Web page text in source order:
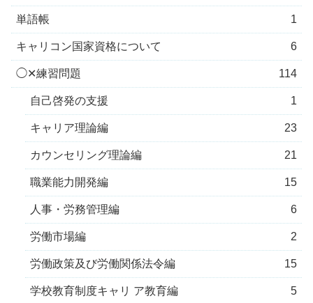
単語帳 1
キャリコン国家資格について 6
◯✕練習問題 114
自己啓発の支援 1
キャリア理論編 23
カウンセリング理論編 21
職業能力開発編 15
人事・労務管理編 6
労働市場編 2
労働政策及び労働関係法令編 15
学校教育制度キャリ ア教育編 5